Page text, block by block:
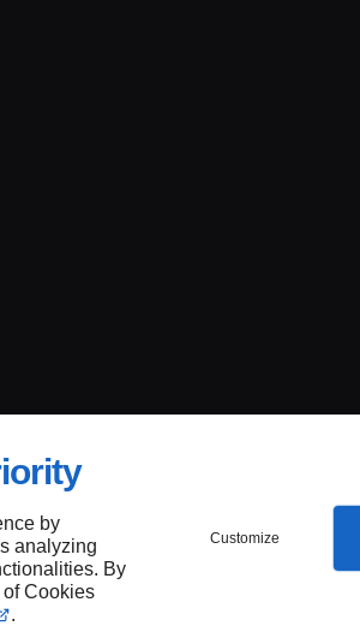
by
analyzing
By
Cookies
.
Customize